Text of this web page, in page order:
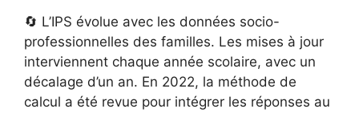
🔄 L’IPS évolue avec les données socio-
professionnelles des familles. Les mises à jour
interviennent chaque année scolaire, avec un
décalage d’un an. En 2022, la méthode de
calcul a été revue pour intégrer les réponses au